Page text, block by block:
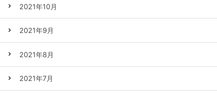
2021年10月
2021年9月
2021年8月
2021年7月